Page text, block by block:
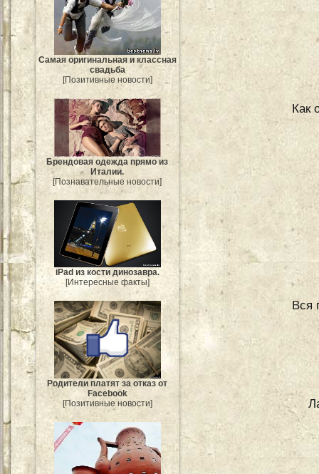
Самая оригинальная и классная
свадьба
[Позитивные новости]
Брендовая одежда прямо из
Италии.
[Познавательные новости]
iPad из кости динозавра.
[Интересные факты]
Родители платят за отказ от
Facebook
[Позитивные новости]
Как
Вся